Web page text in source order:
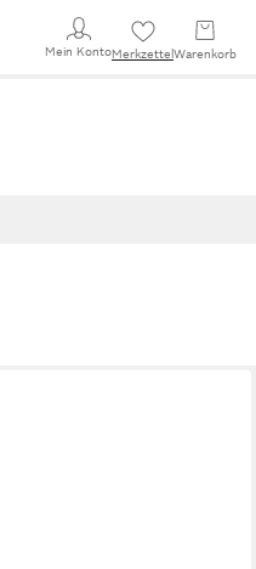
Mein KontoMerkzettel Warenkorb